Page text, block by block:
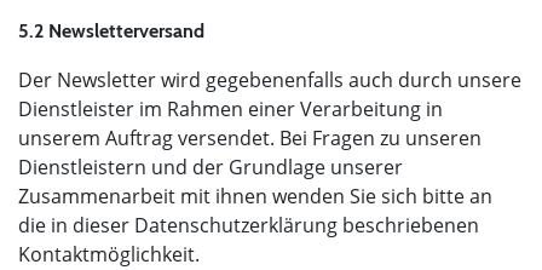
5.2 Newsletterversand
Der Newsletter wird gegebenenfalls auch durch unsere
Dienstleister im Rahmen einer Verarbeitung in
unserem Auftrag versendet. Bei Fragen zu unseren
Dienstleistern und der Grundlage unserer
Zusammenarbeit mit ihnen wenden Sie sich bitte an
die in dieser Datenschutzerklärung beschriebenen
Kontaktmöglichkeit.